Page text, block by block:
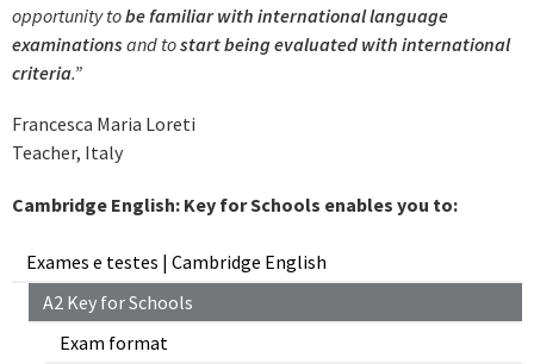
Exames e testes | Cambridge English
A2 Key for Schools
Exam format
opportunity tobe familiar with international language
examinationsand tostart being evaluated with international
criteria.”
Francesca Maria Loreti
Teacher, Italy
Cambridge English: Key for Schools enables you to: